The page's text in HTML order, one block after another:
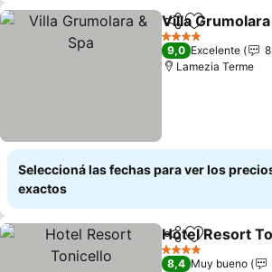
Compartir
Añadir a
Villa Grumolara
4 Estrellas
9,0 Excelente
Lamezia Terme
Seleccioná las fechas para ver los
exactos
Compartir
Añadir a
Hotel Resort
4 Estrellas
8,4 Muy bueno